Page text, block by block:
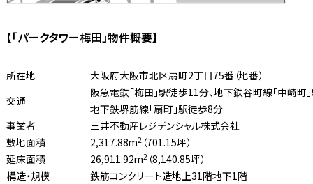
【「パークタワー梅田」物件概要】
所在地
大阪府大阪市北区扇町2丁目75番（地番）
交通
阪急電鉄「梅田」駅徒歩11分、地下鉄谷町線「中崎町
地下鉄堺筋線「扇町」駅徒歩8分
事業者
三井不動産レジデンシャル株式会社
敷地面積
2,317.88m2（701.15坪）
延床面積
26,911.92m2（8,140.85坪）
構造・規模
鉄筋コンクリート造地上31階地下1階